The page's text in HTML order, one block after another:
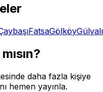
FatsaGölköyGülyalı
daha fazla kişiye
hemen yayınla.